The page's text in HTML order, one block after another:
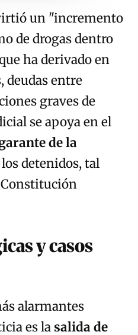
un "incremento
de drogas dentro
ha derivado en
deudas entre
graves de
se apoya en el
de la
los detenidos, tal
Constitución
y casos
alarmantes
es la salida de